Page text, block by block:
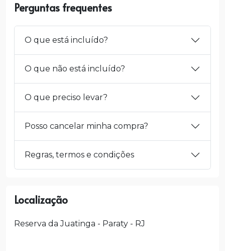
Perguntas frequentes
O que está incluído?
O que não está incluído?
O que preciso levar?
Posso cancelar minha compra?
Regras, termos e condições
Localização
Reserva da Juatinga - Paraty - RJ